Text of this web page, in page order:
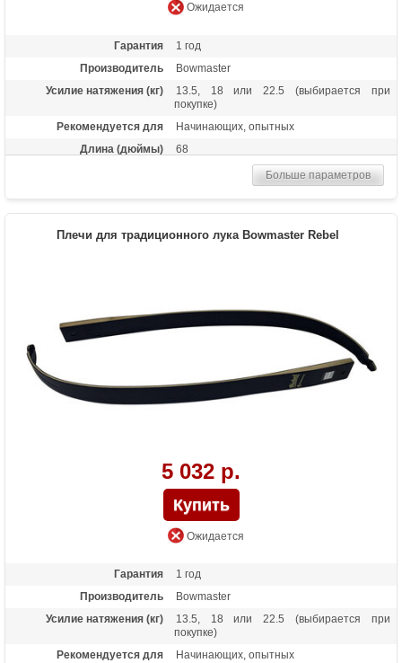
Ожидается
Гарантия
1 год
Производитель
Bowmaster
Усилие натяжения (кг)
13.5, 18 или 22.5 (выбирается при
покупке)
Рекомендуется для
Начинающих, опытных
Длина (дюймы)
68
Назначение
Развлечение, спорт
Больше параметров
Плечи для традиционного лука Bowmaster Rebel
5 032 р.
Ожидается
Гарантия
1 год
Производитель
Bowmaster
Усилие натяжения (кг)
13.5, 18 или 22.5 (выбирается при
покупке)
Рекомендуется для
Начинающих, опытных